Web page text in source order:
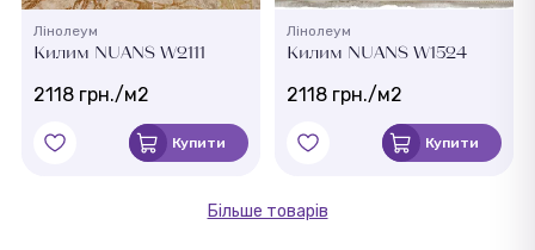
Лінолеум
Килим NUANS W2111
2118 грн./м2
Купити
Лінолеум
Килим NUANS W1524
2118 грн./м2
Купити
Більше товарів